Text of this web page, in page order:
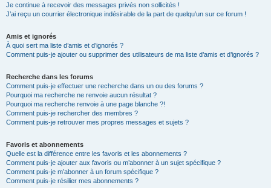
Je continue à recevoir des messages privés non sollicités !
J’ai reçu un courrier électronique indésirable de la part de quelqu’un sur ce forum !
Amis et ignorés
À quoi sert ma liste d’amis et d’ignorés ?
Comment puis-je ajouter ou supprimer des utilisateurs de ma liste d’amis et d’ignorés ?
Recherche dans les forums
Comment puis-je effectuer une recherche dans un ou des forums ?
Pourquoi ma recherche ne renvoie aucun résultat ?
Pourquoi ma recherche renvoie à une page blanche ?!
Comment puis-je rechercher des membres ?
Comment puis-je retrouver mes propres messages et sujets ?
Favoris et abonnements
Quelle est la différence entre les favoris et les abonnements ?
Comment puis-je ajouter aux favoris ou m’abonner à un sujet spécifique ?
Comment puis-je m’abonner à un forum spécifique ?
Comment puis-je résilier mes abonnements ?